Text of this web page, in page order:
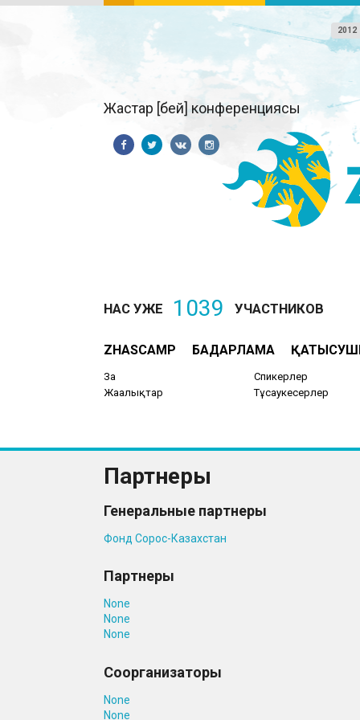
2012
Жастар [бей] конференциясы
НАС УЖЕ 1039 УЧАСТНИКОВ
ZHASCAMP БАҒДАРЛАМА
Заң
Жаңалықтар
Спикерлер
Тұсаукесерлер
Партнеры
Генеральные партнеры
Фонд Cорос-Казахстан
Партнеры
None
None
None
Соорганизаторы
None
None